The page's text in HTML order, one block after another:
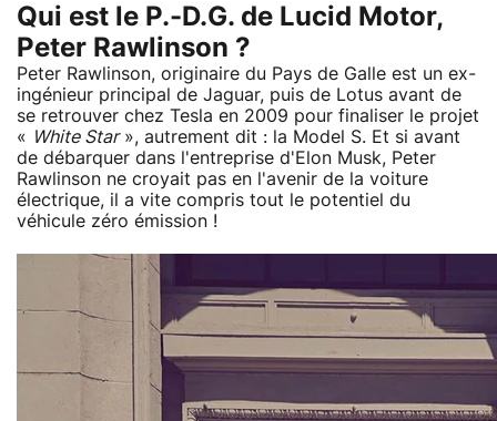
Qui est le P.-D.G. de Lucid Motor,
Peter Rawlinson ?
Peter Rawlinson, originaire du Pays de Galle est un ex-
ingénieur principal de Jaguar, puis de Lotus avant de
se retrouver chez Tesla en 2009 pour finaliser le projet
« White Star», autrement dit : la Model S. Et si avant
de débarquer dans l'entreprise d'Elon Musk, Peter
Rawlinson ne croyait pas en l'avenir de la voiture
électrique, il a vite compris tout le potentiel du
véhicule zéro émission !